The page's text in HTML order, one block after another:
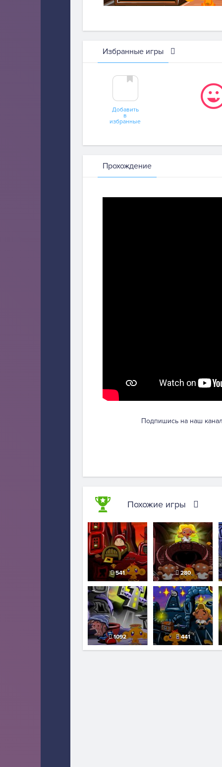
Избранные игры
Добавить
в
избранные
Прохождение
Подпишись на наш
Похожие игры
541 280
1092 441